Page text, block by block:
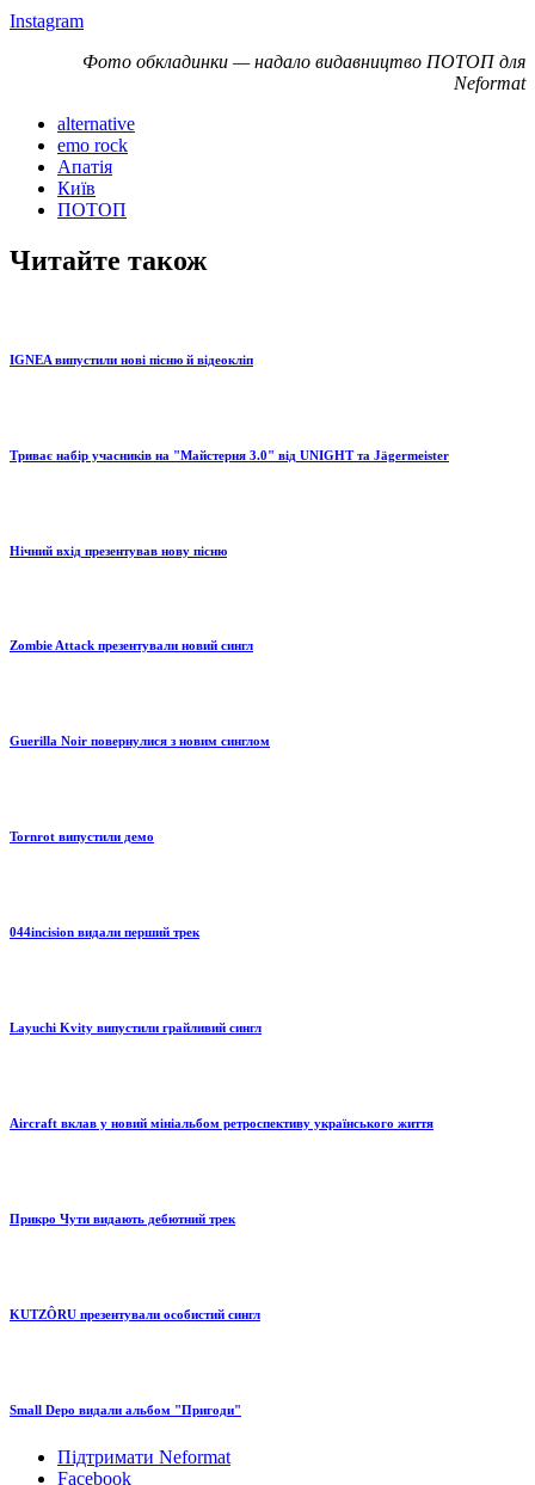
Instagram
Фото обкладинки — надало видавництво ПОТОП для
Neformat
alternative
emo rock
Апатія
Київ
ПОТОП
Читайте також
IGNEA випустили нові пісню й відеокліп
Триває набір учасників на "Майстерня 3.0" від UNIGHT та Jägermeister
Нічний вхід презентував нову пісню
Zombie Attack презентували новий сингл
Guerilla Noir повернулися з новим синглом
Tornrot випустили демо
044incision видали перший трек
Layuchi Kvity випустили грайливий сингл
Aircraft вклав у новий мініальбом ретроспективу українського життя
Прикро Чути видають дебютний трек
KUTZÔRU презентували особистий сингл
Small Depo видали альбом "Пригоди"
Підтримати Neformat
Facebook